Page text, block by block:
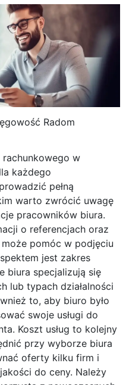
Radom
w
każdego
pełną
warto zwrócić uwagę
pracowników biura.
o referencjach oraz
pomóc w podjęciu
jest zakres
biura specjalizują się
lub typach działalności
to, aby biuro było
swoje usługi do
Koszt usług to kolejny
przy wyborze biura
oferty kilku firm i
do ceny. Należy